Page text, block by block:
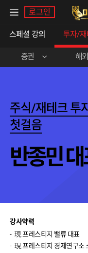
로그인
스페셜강의 투자/재
내강
증권
곽영훈(주식실전)
이춘광(주식입문)
송재경(주식입문)
반종민(주식입문)
해외
김선형(한·
주식/재테크투
첫걸음
반종민대
강사약력
現프레스티지밸류대표
現프레스티지경제연구소